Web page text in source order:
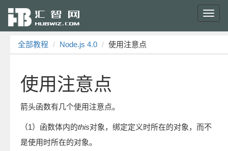
全部教程 Node.js 4.0 使用注意点
使用注意点
箭头函数有几个使用注意点。
（1）函数体内的this对象，绑定定义时所在的对象，而不
是使用时所在的对象。